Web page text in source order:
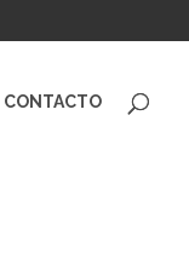
CONTACTO